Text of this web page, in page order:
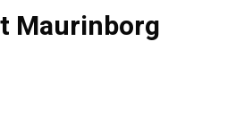
Maurinborg